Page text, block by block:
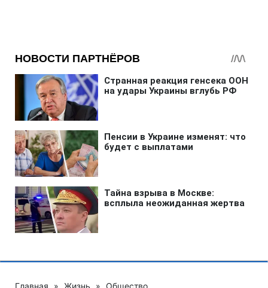
Главная » Жизнь » Общество